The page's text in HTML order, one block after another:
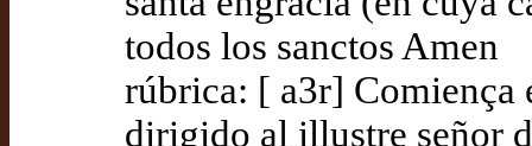
todos los sanctos Amen
rúbrica: [ a3r] Comiença
dirigido al illustre señor